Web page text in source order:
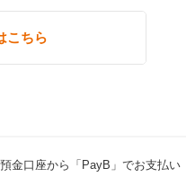
こちら
金口座から「PayB」でお支払い